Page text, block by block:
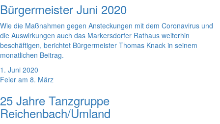
Bürgermeister Juni 2020
Wie die Maßnahmen gegen Ansteckungen mit dem Coronavirus und
die Auswirkungen auch das Markersdorfer Rathaus weiterhin
beschäftigen, berichtet Bürgermeister Thomas Knack in seinem
monatlichen Beitrag.
1. Juni 2020
Feier am 8. März
25 Jahre Tanzgruppe
Reichenbach/Umland